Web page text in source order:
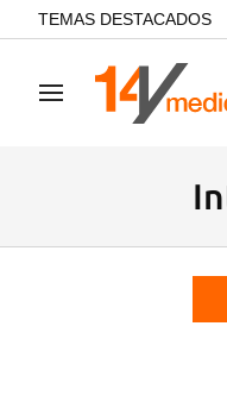
common.go-to-content
TEMAS DESTACADOS
Navegación